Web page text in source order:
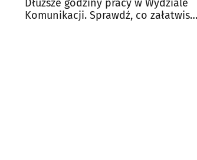
Dłuższe godziny pracy w Wydziale
Komunikacji. Sprawdź, co załatwisz